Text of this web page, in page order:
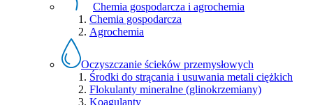
Chemia gospodarcza i agrochemia
Chemia gospodarcza
Agrochemia
Oczyszczanie ścieków przemysłowych
Środki do strącania i usuwania metali ciężkich
Flokulanty mineralne (glinokrzemiany)
Koagulanty